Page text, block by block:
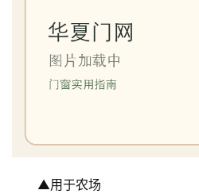
▲用于农场